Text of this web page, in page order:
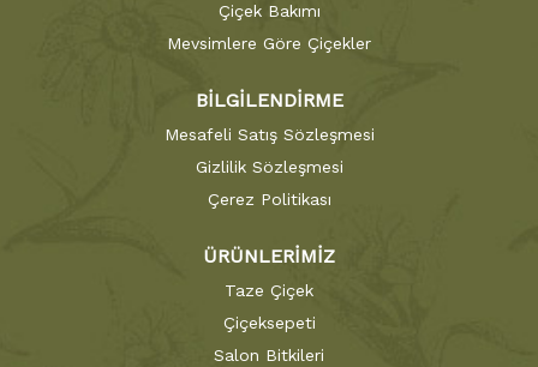
Çiçek Bakımı
Mevsimlere Göre Çiçekler
BİLGİLENDİRME
Mesafeli Satış Sözleşmesi
Gizlilik Sözleşmesi
Çerez Politikası
ÜRÜNLERİMİZ
Taze Çiçek
Çiçeksepeti
Salon Bitkileri